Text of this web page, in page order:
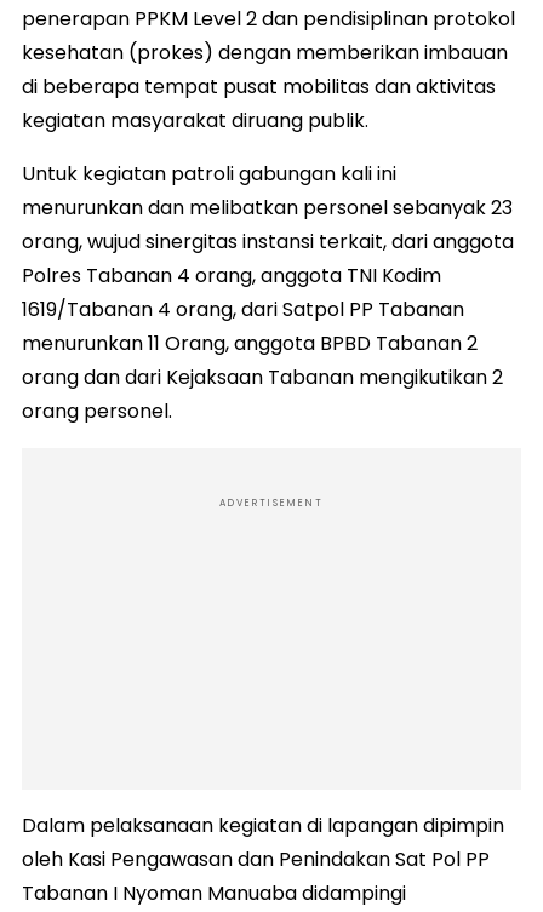
penerapan PPKM Level 2 dan pendisiplinan protokol
kesehatan (prokes) dengan memberikan imbauan
di beberapa tempat pusat mobilitas dan aktivitas
kegiatan masyarakat diruang publik.
Untuk kegiatan patroli gabungan kali ini
menurunkan dan melibatkan personel sebanyak 23
orang, wujud sinergitas instansi terkait, dari anggota
Polres Tabanan 4 orang, anggota TNI Kodim
1619/Tabanan 4 orang, dari Satpol PP Tabanan
menurunkan 11 Orang, anggota BPBD Tabanan 2
orang dan dari Kejaksaan Tabanan mengikutikan 2
orang personel.
ADVERTISEMENT
Dalam pelaksanaan kegiatan di lapangan dipimpin
oleh Kasi Pengawasan dan Penindakan Sat Pol PP
Tabanan I Nyoman Manuaba didampingi